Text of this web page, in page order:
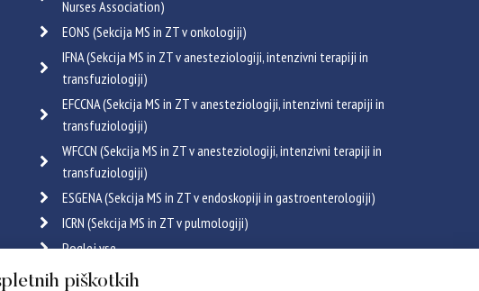
Nurses Association)
EONS (Sekcija MS in ZT v onkologiji)
IFNA (Sekcija MS in ZT v anesteziologiji, intenzivni terapiji in
transfuziologiji)
EFCCNA (Sekcija MS in ZT v anesteziologiji, intenzivni terapiji in
transfuziologiji)
WFCCN (Sekcija MS in ZT v anesteziologiji, intenzivni terapiji in
transfuziologiji)
ESGENA (Sekcija MS in ZT v endoskopiji in gastroenterologiji)
ICRN (Sekcija MS in ZT v pulmologiji)
Poglej vse
Certifikati
piškotkih